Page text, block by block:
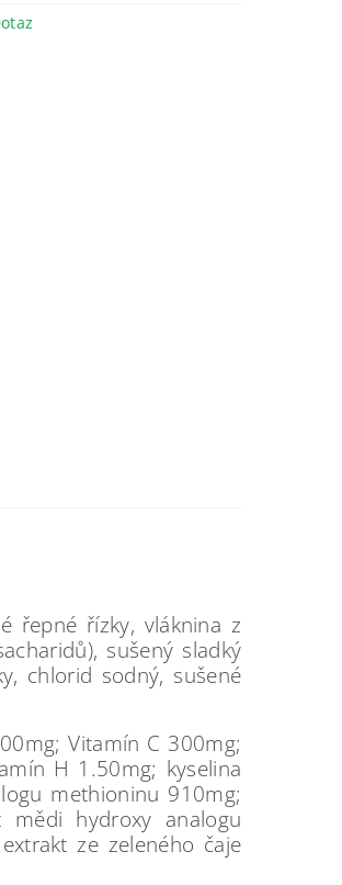
řepné řízky, vláknina z
sušený sladký
chlorid sodný, sušené
Vitamín C 300mg;
H 1.50mg; kyselina
methioninu 910mg;
mědi hydroxy analogu
ze zeleného čaje